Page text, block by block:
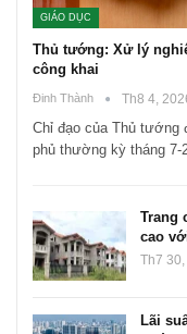
GIÁO DỤC
Thủ tướng: Xử lý
công khai
Đinh Thành Th8 4,
Chỉ đạo của Thủ tướng
phủ thường kỳ tháng 7-
Trang
cao
Th7
Lãi